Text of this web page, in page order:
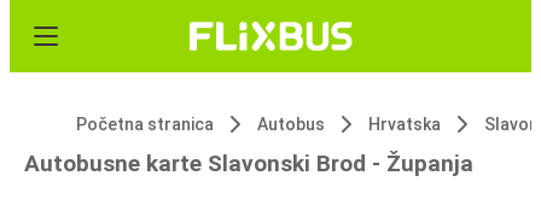
Početna stranica Autobus Hrvatska
Autobusne karte Slavonski Brod - Županja